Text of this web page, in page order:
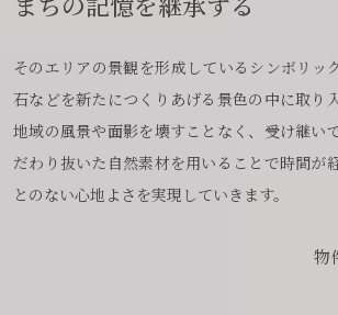
そのエリアの景観を形成しているシンボリッ
石などを新たにつくりあげる景色の中に取り
地域の風景や面影を壊すことなく、受け継い
だわり抜いた自然素材を用いることで時間が
とのない心地よさを実現していきます。
物
0466-24-
営業時間9:30~18:30 水曜定休
閉じる
0120-073-386
閉じる
0466-24-
営業時間9:30~18:30 水曜定休
閉じる